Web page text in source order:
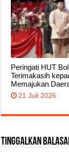
Peringati HUT
Terimakasih
Memajukan
21 Juli 2026
Tinggalkan